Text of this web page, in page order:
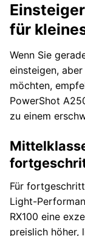
für
Wenn Sie
einsteigen,
möchten,
PowerShot
zu einem
Für
Light-
RX100 eine
preislich höher,